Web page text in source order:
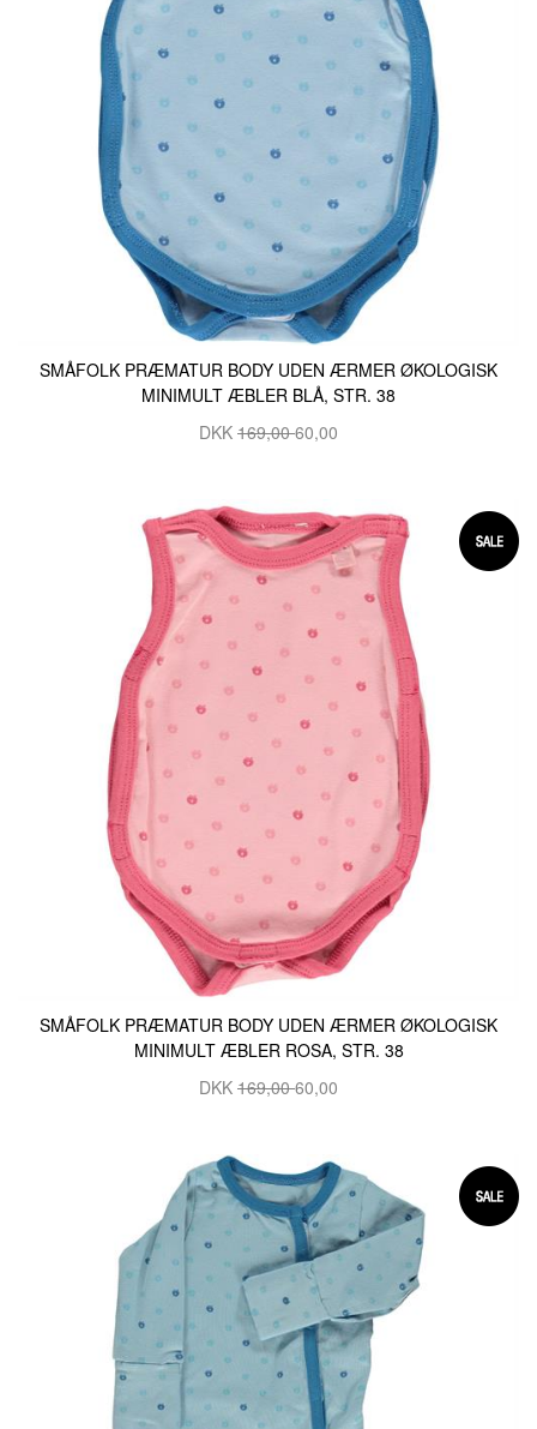
SMÅFOLK PRÆMATUR BODY UDEN ÆRMER ØKOLOGISK
MINIMULT ÆBLER BLÅ, STR. 38
DKK 169,0060,00
SMÅFOLK PRÆMATUR BODY UDEN ÆRMER ØKOLOGISK
MINIMULT ÆBLER ROSA, STR. 38
DKK 169,0060,00